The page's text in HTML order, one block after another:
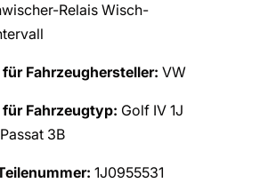
Relais Wisch-
für Fahrzeughersteller: VW
für Fahrzeugtyp: Golf IV 1J
3B
1J0955531